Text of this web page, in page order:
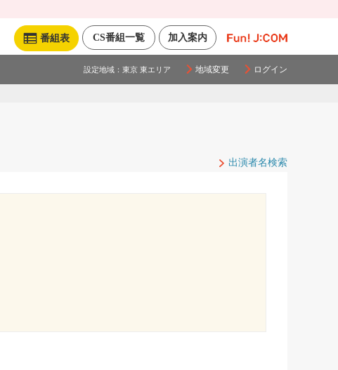
加入案内
CS番組一覧
番組表
設定地域： 東京 東エリア 地域変更 ログイン
出演者名検索